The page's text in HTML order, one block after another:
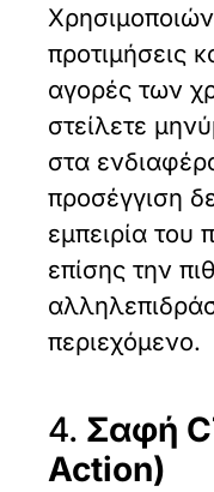
προτιμήσεις
αγορές των
στείλετε
στα
προσέγγιση
εμπειρία του
επίσης την
περιεχόμενο.
4. Σαφή
Action)